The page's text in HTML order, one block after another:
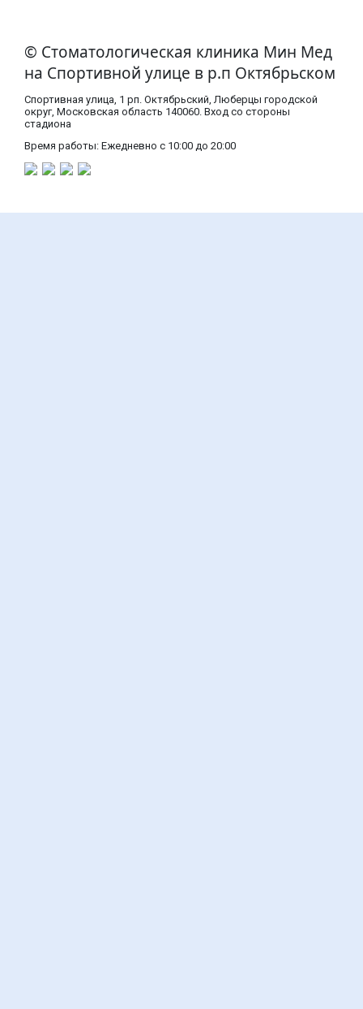
© Стоматологическая клиника Мин Мед
на Спортивной улице в р.п Октябрьском
Спортивная улица, 1 рп. Октябрьский, Люберцы городской
округ, Московская область​ 140060. Вход со стороны
стадиона
Время работы: Ежедневно с 10:00 до 20:00